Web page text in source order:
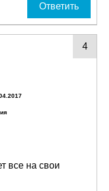
Ответить
4
все на свои